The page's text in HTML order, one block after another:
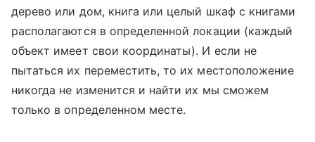
дерево или дом, книга или целый шкаф с книгами
располагаются в определенной локации (каждый
объект имеет свои координаты). И если не
пытаться их переместить, то их местоположение
никогда не изменится и найти их мы сможем
только в определенном месте.